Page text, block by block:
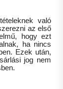
való
az első
hogy ezt
ha nincs
Ezek után,
jog nem